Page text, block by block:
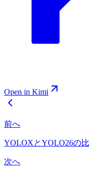
Open in Kimi
前へ
YOLOXとYOLO26の
次へ